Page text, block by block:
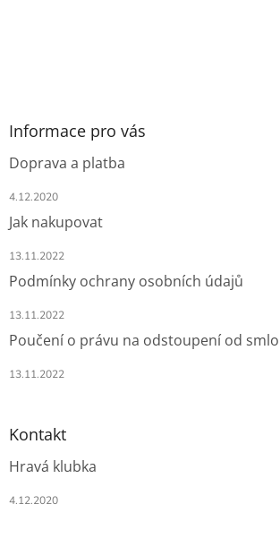
Informace pro vás
Doprava a platba
4.12.2020
Jak nakupovat
13.11.2022
Podmínky ochrany osobních údajů
13.11.2022
Poučení o právu na odstoupení od
13.11.2022
Kontakt
Hravá klubka
4.12.2020